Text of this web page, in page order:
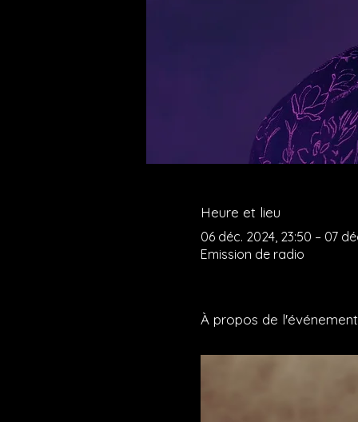
Heure et lieu
06 déc. 2024, 23:50 – 07
Emission de radio
À propos de l'événement